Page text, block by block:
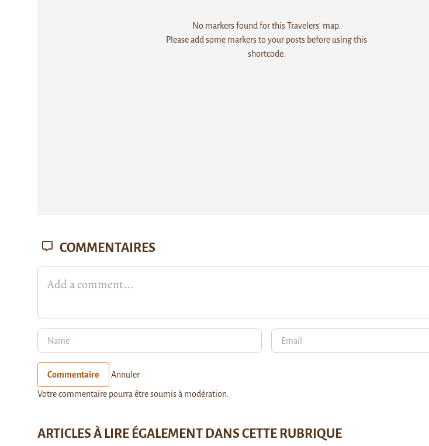
No markers found for this Travelers' map.
Please add some markers to your posts before using this
shortcode.
COMMENTAIRES
Commentaire Annuler
Votre commentaire pourra être soumis à modération.
ARTICLES À LIRE ÉGALEMENT DANS CETTE RUBRIQUE